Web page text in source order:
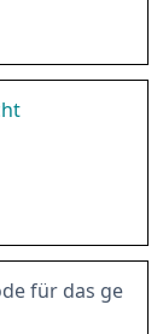
für das ge